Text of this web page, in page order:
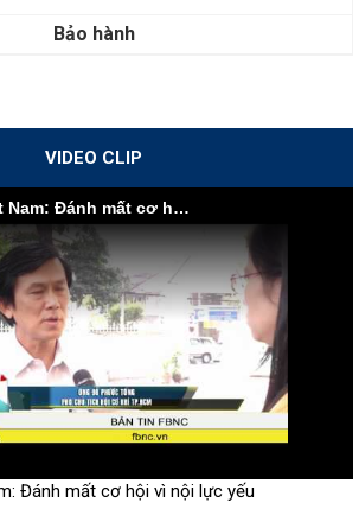
Bảo hành
VIDEO CLIP
Ngành cơ khí Việt Nam: Đánh mất cơ hội vì nội lực yếu
Đánh mất cơ hội vì nội lực yếu